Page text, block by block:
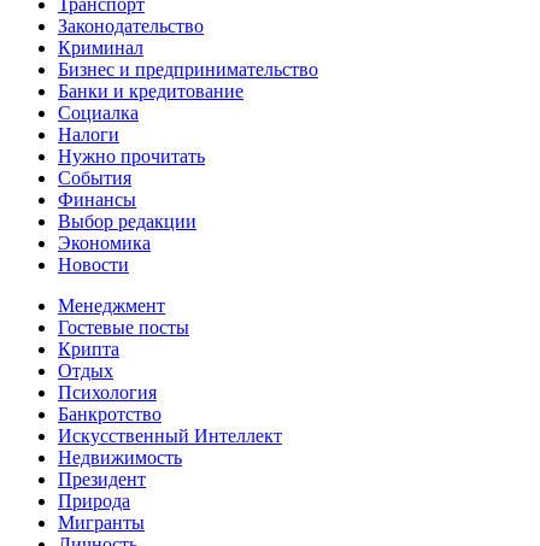
Транспорт
Законодательство
Криминал
Бизнес и предпринимательство
Банки и кредитование
Социалка
Налоги
Нужно прочитать
События
Финансы
Выбор редакции
Экономика
Новости
Менеджмент
Гостевые посты
Крипта
Отдых
Психология
Банкротство
Искусственный Интеллект
Недвижимость
Президент
Природа
Мигранты